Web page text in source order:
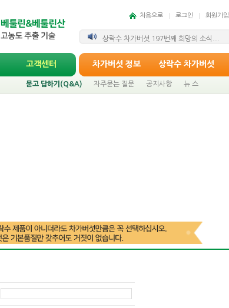
처음으로 로그인 회원가입
상락수 차가버섯 197번째 희망의 소식...
고객센터
묻고 답하기(Q&A) 자주묻는 질문 공지사항 뉴 스
차가버섯 정보 상락수 차가버섯